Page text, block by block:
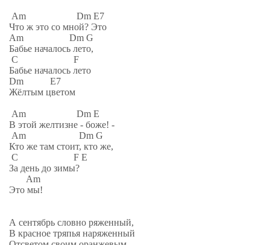
Am Dm E7
Что ж это со мной? Это
Am Dm G
Бабье началось лето,
C F
Бабье началось лето
Dm E7
Жёлтым цветом
Am Dm E
В этой желтизне - боже! -
Am Dm G
Кто же там стоит, кто же,
C F E
За день до зимы?
Am
Это мы!
А сентябрь словно ряженный,
В красное тряпья наряженный